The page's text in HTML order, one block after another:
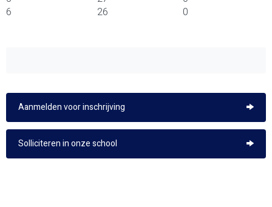
6
26 0
Aanmelden voor inschrijving
Solliciteren in onze school